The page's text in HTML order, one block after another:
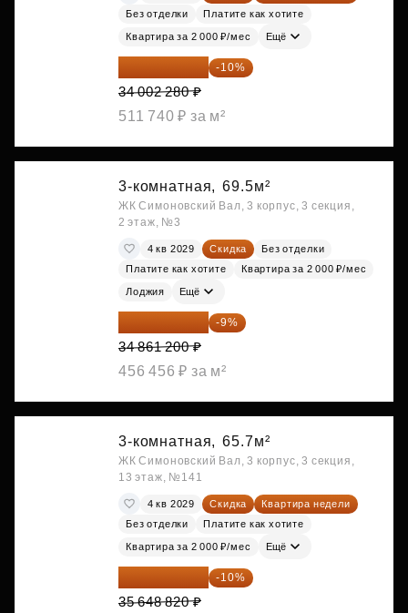
Без отделки
Платите как хотите
Квартира за 2 000 ₽/мес Ещё
30 602 052 ₽ -10%
34 002 280 ₽
511 740 ₽ за м²
3-комнатная, 69.5м²
ЖК Симоновский Вал, 3 корпус, 3 секция,
2 этаж, №3
4 кв 2029 Скидка
Без отделки
Платите как хотите
Квартира за 2 000 ₽/мес
Лоджия Ещё
31 723 692 ₽ -9%
34 861 200 ₽
456 456 ₽ за м²
3-комнатная, 65.7м²
ЖК Симоновский Вал, 3 корпус, 3 секция,
13 этаж, №141
4 кв 2029 Скидка
Квартира недели
Без отделки
Платите как хотите
Квартира за 2 000 ₽/мес Ещё
32 083 938 ₽ -10%
35 648 820 ₽